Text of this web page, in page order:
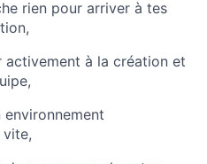
rien pour arriver à tes
à la création et